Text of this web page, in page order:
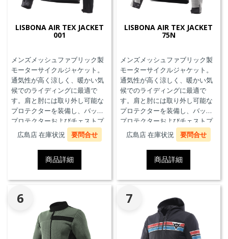
LISBONA AIR TEX JACKET
001
メンズメッシュファブリック製
モーターサイクルジャケット。
通気性が高く涼しく、暖かい気
候でのライディングに最適で
す。肩と肘には取り外し可能な
プロテクターを装備し、バック
プロテクターおよびチェストプ
ロテクターにも対応していま
す。
広島店 在庫状況 要問合せ
商品詳細
LISBONA AIR TEX JACKET
75N
メンズメッシュファブリック製
モーターサイクルジャケット。
通気性が高く涼しく、暖かい気
候でのライディングに最適で
す。肩と肘には取り外し可能な
プロテクターを装備し、バック
プロテクターおよびチェストプ
ロテクターにも対応していま
す。
広島店 在庫状況 要問合せ
商品詳細
6 7